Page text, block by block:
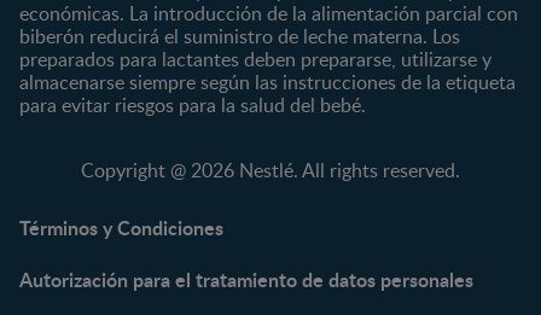
CERELAC®
GERBER®
KLIM®
NAN® 3
NAN® Optipro® 3
NAN® Supreme 3
NESTUM®
Cereales Infantiles
Compotas y galletas
Fórmulas Infantiles
Vitaminas y Suplementos
económicas. La introducción de la alimentación parcial con
biberón reducirá el suministro de leche materna. Los
preparados para lactantes deben prepararse, utilizarse y
almacenarse siempre según las instrucciones de la etiqueta
para evitar riesgos para la salud del bebé.
Copyright @ 2026 Nestlé. All rights reserved.
Términos y Condiciones
Autorización para el tratamiento de datos personales